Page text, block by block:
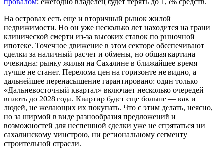
На островах есть еще и вторичный рынок жилой
недвижимости. Но он уже несколько лет находится на грани
клинической смерти из-за высоких ставок по рыночной
ипотеке. Точечное движение в этом секторе обеспечивают
сделки за наличный расчет и обмены, но общая картина
очевидна: рынку жилья на Сахалине в ближайшее время
лучше не станет. Перелома цен на горизонте не видно, а
дальнейшее перенасыщение гарантировано: один только
«Дальневосточный квартал» включает несколько очередей
вплоть до 2028 года. Квартир будет еще больше — как и
людей, не желающих их покупать. Что с этим делать, неясно,
но за ширмой в виде разнообразия предложений и
возможностей для неспешной сделки уже не спрятаться ни
сахалинскому минстрою, ни региональному сегменту
строительной отрасли.